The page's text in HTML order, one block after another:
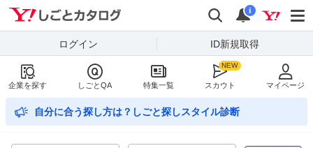
検索
通知
i
ログイン ID新規取得
企業を探す しごとQA 特集一覧 スカウト マイページ
自分に合う探し方は？しごと探しスタイル診断